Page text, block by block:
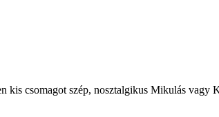
csomagot szép, nosztalgikus Mikulás vagy